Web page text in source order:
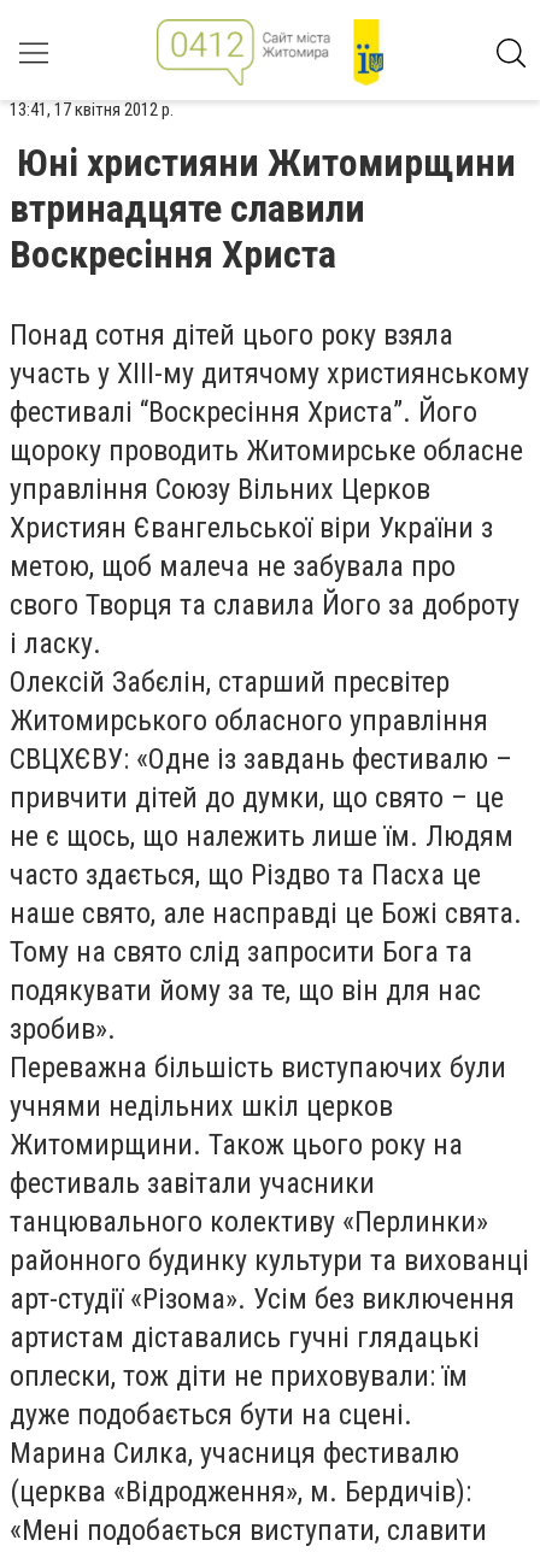
13:41, 17 квітня 2012 р.
Юні християни Житомирщини
втринадцяте славили
Воскресіння Христа
Понад сотня дітей цього року взяла
участь у XIII-му дитячому християнському
фестивалі “Воскресіння Христа”. Його
щороку проводить Житомирське обласне
управління Союзу Вільних Церков
Християн Євангельської віри України з
метою, щоб малеча не забувала про
свого Творця та славила Його за доброту
і ласку.
Олексій Забєлін, старший пресвітер
Житомирського обласного управління
СВЦХЄВУ: «Одне із завдань фестивалю –
привчити дітей до думки, що свято – це
не є щось, що належить лише їм. Людям
часто здається, що Різдво та Пасха це
наше свято, але насправді це Божі свята.
Тому на свято слід запросити Бога та
подякувати йому за те, що він для нас
зробив».
Переважна більшість виступаючих були
учнями недільних шкіл церков
Житомирщини. Також цього року на
фестиваль завітали учасники
танцювального колективу «Перлинки»
районного будинку культури та вихованці
арт-студії «Різома». Усім без виключення
артистам діставались гучні глядацькі
оплески, тож діти не приховували: їм
дуже подобається бути на сцені.
Марина Силка, учасниця фестивалю
(церква «Відродження», м. Бердичів):
«Мені подобається виступати, славити